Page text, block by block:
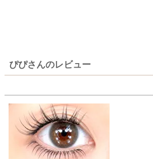
ぴぴさんのレビュー